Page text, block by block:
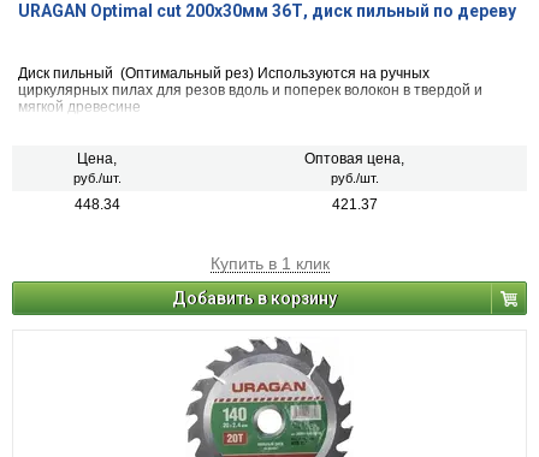
URAGAN Optimal cut 200х30мм 36Т, диск пильный по дереву
Диск пильный (Оптимальный рез) Используются на ручных
циркулярных пилах для резов вдоль и поперек волокон в твердой и
мягкой древесине
Цена,
руб./шт.
Оптовая цена,
руб./шт.
448.34 421.37
Купить в 1 клик
Добавить в корзину